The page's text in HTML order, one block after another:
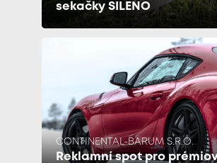
sekačky SILENO
CONTINENTAL-BARUM S.R.O.
Reklamní spot pro